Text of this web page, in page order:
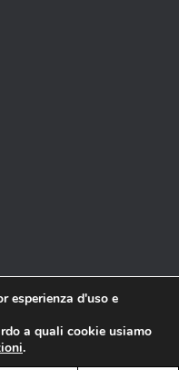
| Developed ByEuroinf
esperienza d'uso e
a quali cookie usiamo
.